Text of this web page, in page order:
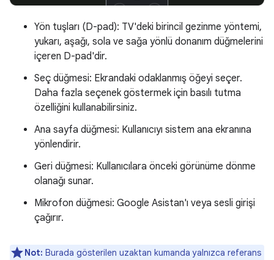
Yön tuşları (D-pad): TV'deki birincil gezinme yöntemi,
yukarı, aşağı, sola ve sağa yönlü donanım düğmelerini
içeren D-pad'dir.
Seç düğmesi: Ekrandaki odaklanmış öğeyi seçer.
Daha fazla seçenek göstermek için basılı tutma
özelliğini kullanabilirsiniz.
Ana sayfa düğmesi: Kullanıcıyı sistem ana ekranına
yönlendirir.
Geri düğmesi: Kullanıcılara önceki görünüme dönme
olanağı sunar.
Mikrofon düğmesi: Google Asistan'ı veya sesli girişi
çağırır.
Not: Burada gösterilen uzaktan kumanda yalnızca referans